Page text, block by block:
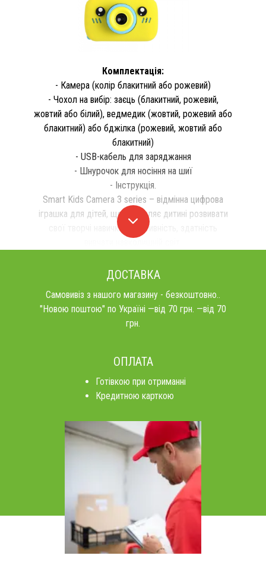
Комплектація:
- Камера (колір блакитний або рожевий)
- Чохол на вибір: заєць (блакитний, рожевий,
жовтий або білий), ведмедик (жовтий, рожевий або
блакитний) або бджілка (рожевий, жовтий або
блакитний)
- USB-кабель для заряджання
- Шнурочок для носіння на шиї
- Інструкція.
Smart Kids Camera 3 series – відмінна цифрова
іграшка для дітей, що дозволяє дитині розвивати
свої творчі навички, креативність, здатність
ДОСТАВКА
Самовивіз з нашого магазину - безкоштовно..
"Новою поштою" по Україні —від 70 грн. —від 70
грн.
ОПЛАТА
Готівкою при отриманні
Кредитною карткою